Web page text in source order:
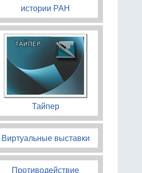
истории РАН
Тайпер
Виртуальные выставки
Противодействие